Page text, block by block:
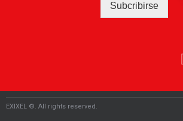
Subcribirse
EXIXEL ©. All rights reserved.